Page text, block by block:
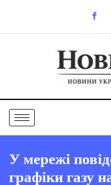
У мережі
графіки газу